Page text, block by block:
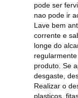
pode ser
nao pode ir
Lave bem
corrente e
longe do
produto. Se
desgaste,
Realizar o
plasticos,